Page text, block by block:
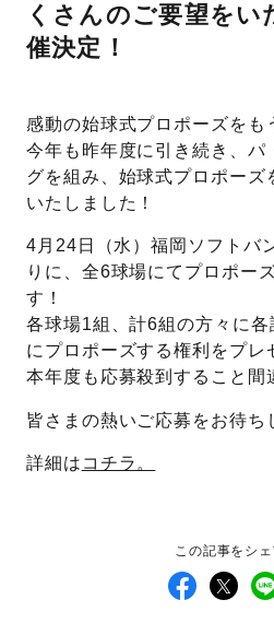
くさんのご要望をい
催決定！
感動の始球式プロポーズをも
今年も昨年度に引き続き、パ
グを組み、始球式プロポーズ
いたしました！
4月24日（水）福岡ソフトバ
りに、全6球場にてプロポー
す！
各球場1組、計6組の方々に
にプロポーズする権利をプレ
本年度も応募殺到すること間
皆さまの熱いご応募をお待ち
詳細は コチラ。
この記事をシ
プロポーズサポートの流れ
スペシャルプロポーズイベ
プロポーズアイテム
おすすめの婚約指輪
パーフェクトプロポーズリ
婚約指輪マッチング診断
先輩の体験談
プロポーズ意識調査結果一
婚約指輪選び方ガイド
ダイヤモンドの品質とは？
アイプリモについて
ニュース
I-PRIMO公式